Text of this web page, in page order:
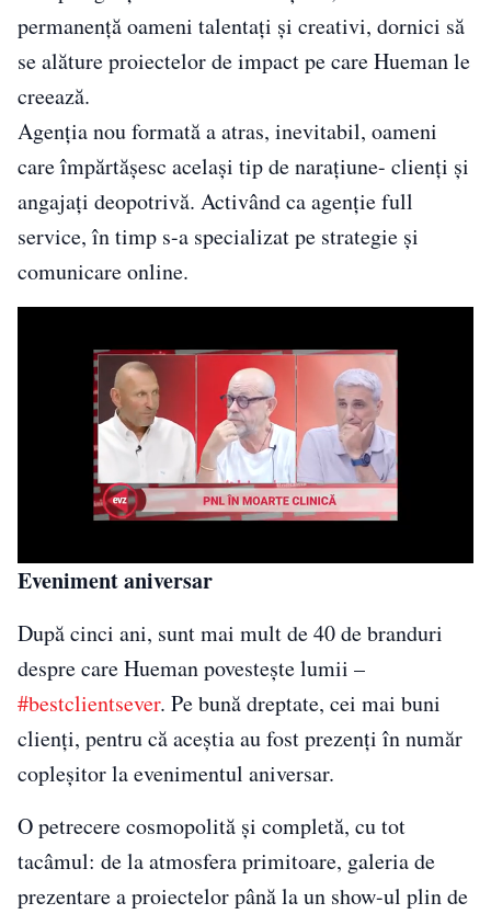
permanență oameni talentați și creativi, dornici să
se alăture proiectelor de impact pe care Hueman le
creează.
Agenția nou formată a atras, inevitabil, oameni
care împărtășesc același tip de narațiune- clienți și
angajați deopotrivă. Activând ca agenție full
service, în timp s-a specializat pe strategie și
comunicare online.
Eveniment aniversar
După cinci ani, sunt mai mult de 40 de branduri
despre care Hueman povestește lumii –
#bestclientsever. Pe bună dreptate, cei mai buni
clienți, pentru că aceștia au fost prezenți în număr
copleșitor la evenimentul aniversar.
O petrecere cosmopolită și completă, cu tot
tacâmul: de la atmosfera primitoare, galeria de
prezentare a proiectelor până la un show-ul plin de